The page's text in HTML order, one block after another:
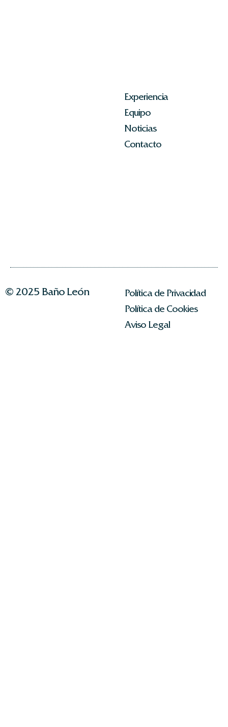
Experiencia
Equipo
Noticias
Contacto
© 2025 Baño León
Política de Privacidad
Política de Cookies
Aviso Legal